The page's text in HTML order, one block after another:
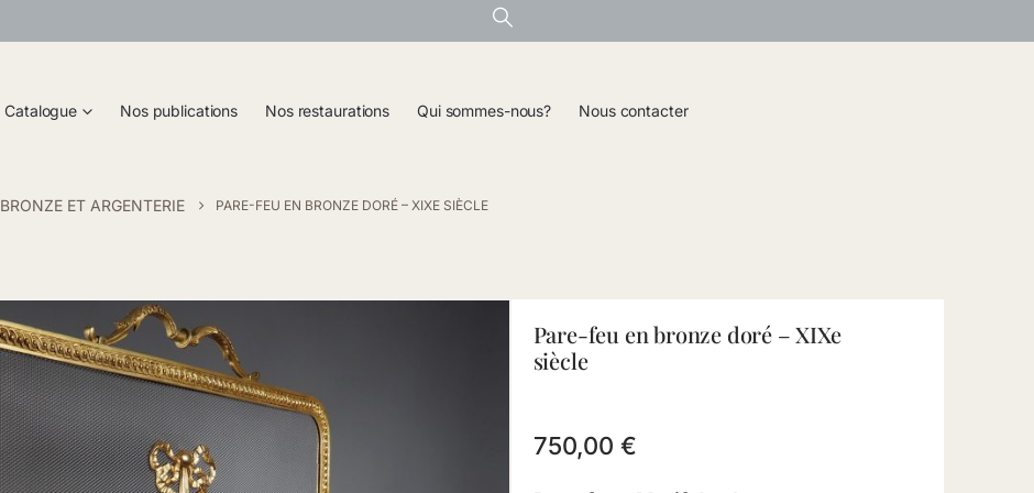
Catalogue Nos publications Nos restaurations Qui sommes-nous? Nous contacter
BRONZE ET ARGENTERIE PARE-FEU EN BRONZE DORÉ – XIXE SIÈCLE
Pare-feu en bronze doré – XIXe
siècle
750,00 €